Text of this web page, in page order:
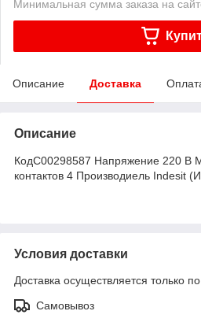
Минимальная сумма заказа на
Описание Доставка
Описание
КодC00298587 Напряжение 220 В
контактов 4 Производиель Indesit
Условия доставки
Доставка осуществляется только
Самовывоз